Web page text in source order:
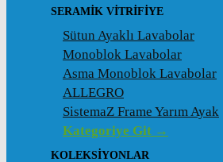
SERAMIK VITRIFIYE
Sütun Ayaklı Lavabolar
Monoblok Lavabolar
Asma Monoblok Lavabolar
ALLEGRO
SistemaZ Frame Yarım Ayak
Kategoriye Git →
KOLEKSİYONLAR